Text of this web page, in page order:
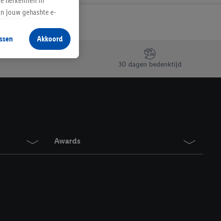
30 dagen bedenktijd
Awards
jouw gehashte e-
producten waarin je
te plaatsen
verschillende
kunnen worden
vergelijkbare
in te
Akkoord